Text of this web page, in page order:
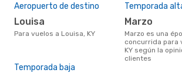
Aeropuerto de destino
Louisa
Para vuelos a Louisa, KY
Temporada
marzo
marzo es una época muy
concurrida para
KY según la
clientes
Temporada baja